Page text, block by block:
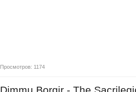
Просмотров: 1174